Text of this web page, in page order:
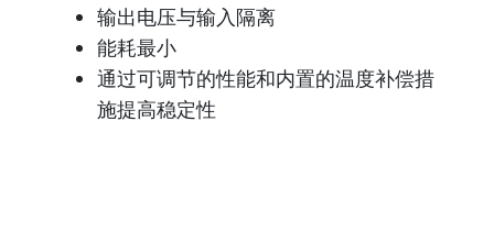
输出电压与输入隔离
能耗最小
通过可调节的性能和内置的温度补偿措
施提高稳定性